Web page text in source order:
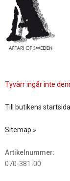
Tyvärr ingår inte
Till butikens
Sitemap »
Artikelnummer:
070-381-00